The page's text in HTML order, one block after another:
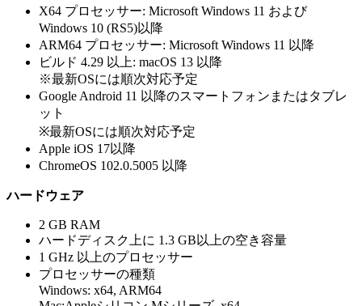
X64 プロセッサー: Microsoft Windows 11 および
Windows 10 (RS5)以降
ARM64 プロセッサー: Microsoft Windows 11 以降
ビルド 4.29 以上: macOS 13 以降
※最新OSには順次対応予定
Google Android 11 以降のスマートフォンまたはタブレ
ット
※最新OSには順次対応予定
Apple iOS 17以降
ChromeOS 102.0.5005 以降
ハードウェア
2 GB RAM
ハードディスク上に 1.3 GB以上の空き容量
1 GHz 以上のプロセッサー
プロセッサーの種類​
Windows: x64, ARM64